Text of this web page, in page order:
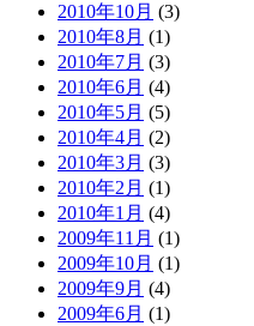
2010年10月 (3)
2010年8月 (1)
2010年7月 (3)
2010年6月 (4)
2010年5月 (5)
2010年4月 (2)
2010年3月 (3)
2010年2月 (1)
2010年1月 (4)
2009年11月 (1)
2009年10月 (1)
2009年9月 (4)
2009年6月 (1)